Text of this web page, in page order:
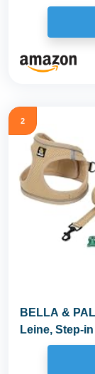
2
BELLA &
Leine, Step-